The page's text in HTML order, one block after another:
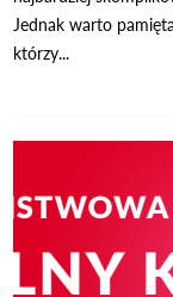
Jednak warto
którzy...